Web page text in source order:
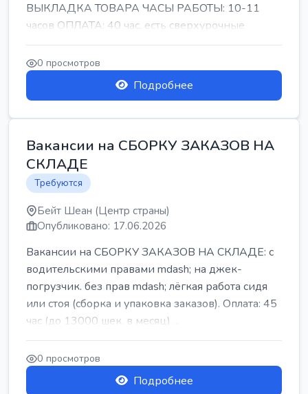
ВЫКЛАДКА ТОВАРА ЧАСЫ РАБОТЫ: 10-11
часов ОПЛАТА: 40 час, есть сверхурочные
ПИТАНИЕ ЕСТЬ Для синих б...
0 просмотров
Подробнее
Вакансии на СБОРКУ ЗАКАЗОВ НА
СКЛАДЕ
Требуются
Бейт Шеан (Центр страны)
Опубликовано: 17.06.2026
Вакансии на СБОРКУ ЗАКАЗОВ НА СКЛАДЕ: с
водительскими правами mdash; на джек-
погрузчик. без прав mdash; лёгкая работа сидя
или стоя (сборка и упаковка заказов). Оплата: 45
час (до 13000 шек. в месяц) ...
0 просмотров
Подробнее